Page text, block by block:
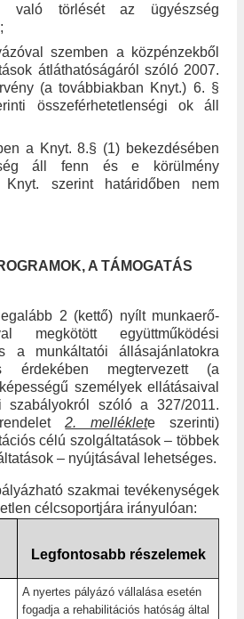
való törlését az ügyészség
szemben a közpénzekből
átláthatóságáról szóló 2007.
(a továbbiakban Knyt.) 6. §
összeférhetetlenségi ok áll
a Knyt. 8.§ (1) bekezdésében
áll fenn és e körülmény
Knyt. szerint határidőben nem
A TÁMOGATÁS
2 (kettő) nyílt munkaerő-
megkötött együttműködési
a munkáltatói állásajánlatokra
érdekében megtervezett (a
személyek ellátásaival
szabályokról szóló a 327/2011.
2. melléklete szerinti)
célú szolgáltatások – többek
– nyújtásával lehetséges.
szakmai tevékenységek
célcsoportjára irányulóan:
Legfontosabb részelemek
A nyertes pályázó vállalása esetén
fogadja a rehabilitációs hatóság által